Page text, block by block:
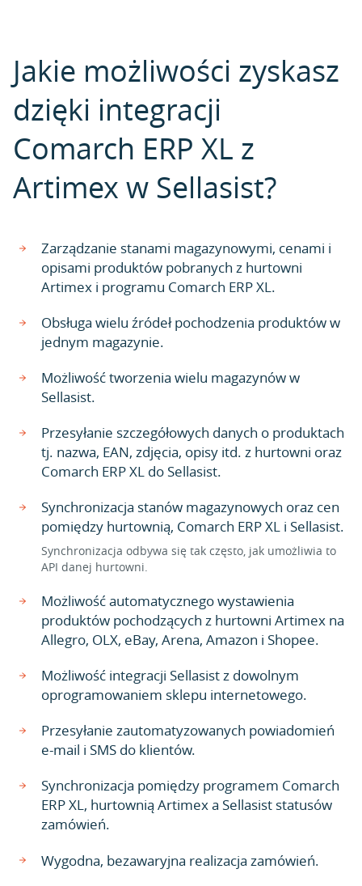
Jakie możliwości zyskasz
dzięki integracji
Comarch ERP XL z
Artimex w Sellasist?
Zarządzanie stanami magazynowymi, cenami i
opisami produktów pobranych z hurtowni
Artimex i programu Comarch ERP XL.
Obsługa wielu źródeł pochodzenia produktów w
jednym magazynie.
Możliwość tworzenia wielu magazynów w
Sellasist.
Przesyłanie szczegółowych danych o produktach
tj. nazwa, EAN, zdjęcia, opisy itd. z hurtowni oraz
Comarch ERP XL do Sellasist.
Synchronizacja stanów magazynowych oraz cen
pomiędzy hurtownią, Comarch ERP XL i Sellasist.
Synchronizacja odbywa się tak często, jak umożliwia to
API danej hurtowni.
Możliwość automatycznego wystawienia
produktów pochodzących z hurtowni Artimex na
Allegro, OLX, eBay, Arena, Amazon i Shopee.
Możliwość integracji Sellasist z dowolnym
oprogramowaniem sklepu internetowego.
Przesyłanie zautomatyzowanych powiadomień
e-mail i SMS do klientów.
Synchronizacja pomiędzy programem Comarch
ERP XL, hurtownią Artimex a Sellasist statusów
zamówień.
Wygodna, bezawaryjna realizacja zamówień.